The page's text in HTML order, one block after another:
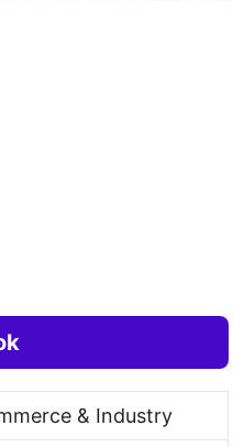
& Industry